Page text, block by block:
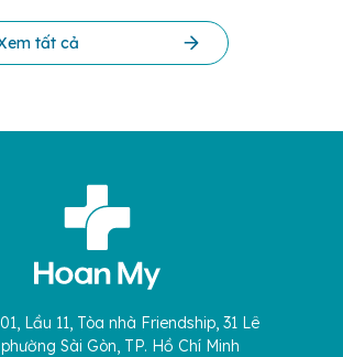
tất cả
Lầu 11, Tòa nhà Friendship, 31 Lê
Sài Gòn, TP. Hồ Chí Minh